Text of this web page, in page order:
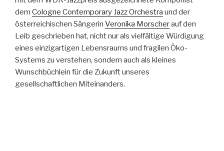
dem Cologne Contemporary Jazz Orchestra und der
österreichischen Sängerin Veronika Morscherauf den
Leib geschrieben hat, nicht nur als vielfältige Würdigung
eines einzigartigen Lebensraums und fragilen Öko-
Systems zu verstehen, sondern auch als kleines
Wunschbüchlein für die Zukunft unseres
gesellschaftlichen Miteinanders.